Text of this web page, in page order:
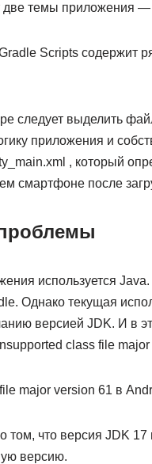
две темы приложения
Scripts содержит
следует выделить
приложения и
, который
смартфоне после
используется
Однако текущая
версией JDK. И в
class file major
том, что версия JDK
версию.